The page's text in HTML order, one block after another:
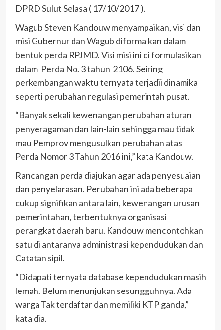
DPRD Sulut Selasa ( 17/10/2017 ).
Wagub Steven Kandouw menyampaikan, visi dan
misi Gubernur dan Wagub diformalkan dalam
bentuk perda RPJMD. Visi misi ini di formulasikan
dalam Perda No. 3 tahun 2106. Seiring
perkembangan waktu ternyata terjadii dinamika
seperti perubahan regulasi pemerintah pusat.
“Banyak sekali kewenangan perubahan aturan
penyeragaman dan lain-lain sehingga mau tidak
mau Pemprov mengusulkan perubahan atas
Perda Nomor 3 Tahun 2016 ini,” kata Kandouw.
Rancangan perda diajukan agar ada penyesuaian
dan penyelarasan. Perubahan ini ada beberapa
cukup signifikan antara lain, kewenangan urusan
pemerintahan, terbentuknya organisasi
perangkat daerah baru. Kandouw mencontohkan
satu di antaranya administrasi kependudukan dan
Catatan sipil.
“Didapati ternyata database kependudukan masih
lemah. Belum menunjukan sesungguhnya. Ada
warga Tak terdaftar dan memiliki KTP ganda,”
kata dia.